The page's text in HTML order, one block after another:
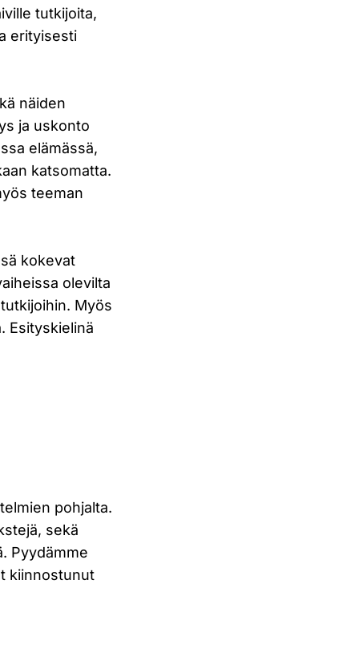
tutkijoita,
erityisesti
näiden
ja uskonto
elämässä,
katsomatta.
teeman
kokevat
olevilta
Myös
Esityskielinä
pohjalta.
sekä
Pyydämme
kiinnostunut